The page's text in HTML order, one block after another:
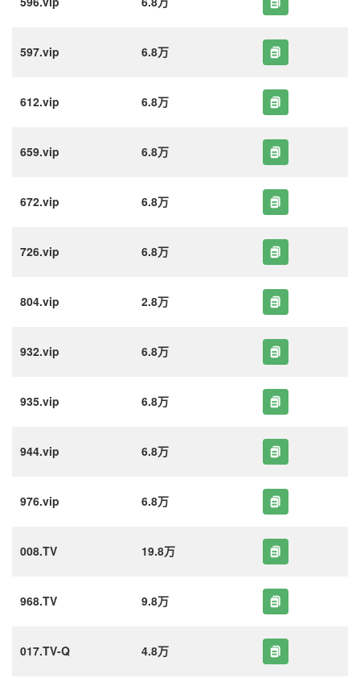
597.vip 6.8万
612.vip 6.8万
659.vip 6.8万
672.vip 6.8万
726.vip 6.8万
804.vip 2.8万
932.vip 6.8万
935.vip 6.8万
944.vip 6.8万
976.vip 6.8万
008.TV 19.8万
968.TV 9.8万
017.TV-Q 4.8万